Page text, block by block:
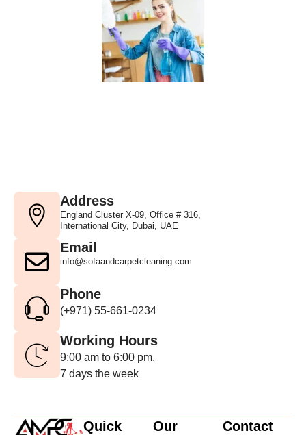
Address
England Cluster X-09, Office # 316,
International City, Dubai, UAE
Email
info@sofaandcarpetcleaning.com
Phone
(+971) 55-661-0234
Working Hours
9:00 am to 6:00 pm,
7 days the week
Quick
Our
Contact